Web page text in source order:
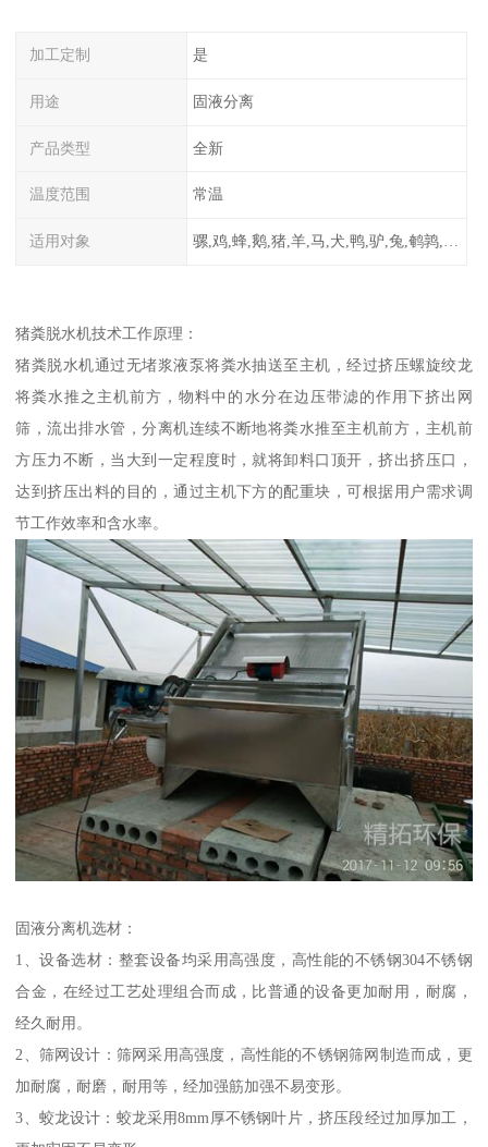
加工定制 是
用途 固液分离
产品类型 全新
温度范围 常温
适用对象 骡,鸡,蜂,鹅,猪,羊,马,犬,鸭,驴,兔,鹌鹑,牛,鸽
猪粪脱水机技术工作原理：
猪粪脱水机通过无堵浆液泵将粪水抽送至主机，经过挤压螺旋绞龙
将粪水推之主机前方，物料中的水分在边压带滤的作用下挤出网
筛，流出排水管，分离机连续不断地将粪水推至主机前方，主机前
方压力不断，当大到一定程度时，就将卸料口顶开，挤出挤压口，
达到挤压出料的目的，通过主机下方的配重块，可根据用户需求调
节工作效率和含水率。
固液分离机选材：
1、设备选材：整套设备均采用高强度，高性能的不锈钢304不锈钢
合金，在经过工艺处理组合而成，比普通的设备更加耐用，耐腐，
经久耐用。
2、筛网设计：筛网采用高强度，高性能的不锈钢筛网制造而成，更
加耐腐，耐磨，耐用等，经加强筋加强不易变形。
3、蛟龙设计：蛟龙采用8mm厚不锈钢叶片，挤压段经过加厚加工，